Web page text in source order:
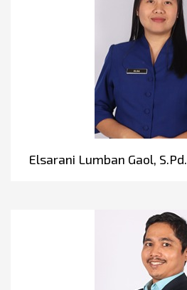
Elsarani Lumban Gaol, S.Pd.